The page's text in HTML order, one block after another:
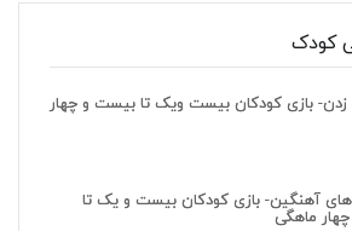
کودک
بازی کودکان بیست ویک تا بیست و چهار
های آهنگین- بازی کودکان بیست و یک تا
ماهگی